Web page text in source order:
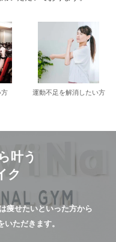
方 運動不足を解消したい方
叶う
ク
痩せたいといった方から
ただきます。